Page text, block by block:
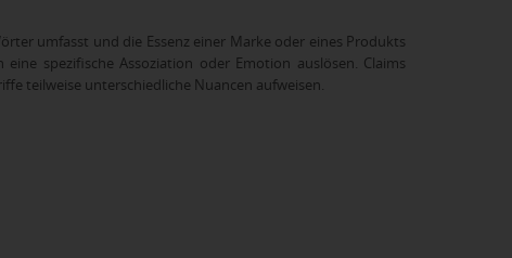
umfasst und die Essenz einer Marke oder eines Produkts
spezifische Assoziation oder Emotion auslösen. Claims
teilweise unterschiedliche Nuancen aufweisen.